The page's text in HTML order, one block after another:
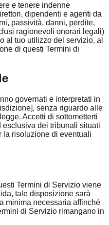
e tenere indenne
dipendenti e agenti da
passività, danni, perdite,
ragionevoli onorari legali)
al tuo utilizzo del servizio, al
di questi Termini di
governati e interpretati in
senza riguardo alle
Accetti di sottometterti
dei tribunali situati
la risoluzione di eventuali
Termini di Servizio viene
tale disposizione sarà
minima necessaria affinché
di Servizio rimangano in